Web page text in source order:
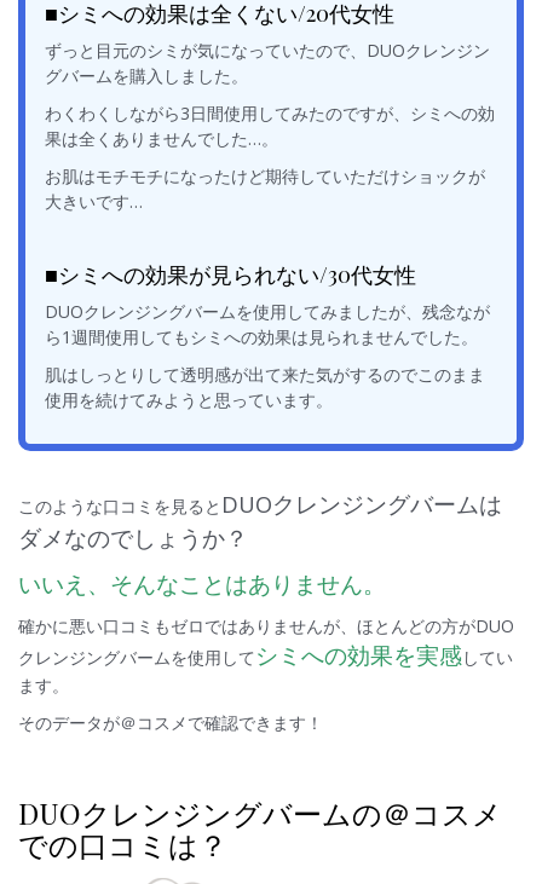
■シミへの効果は全くない/20代女性
ずっと目元のシミが気になっていたので、DUOクレンジン
グバームを購入しました。
わくわくしながら3日間使用してみたのですが、シミへの効
果は全くありませんでした…。
お肌はモチモチになったけど期待していただけショックが
大きいです…
■シミへの効果が見られない/30代女性
DUOクレンジングバームを使用してみましたが、残念なが
ら1週間使用してもシミへの効果は見られませんでした。
肌はしっとりして透明感が出て来た気がするのでこのまま
使用を続けてみようと思っています。
このような口コミを見ると DUOクレンジングバームは
ダメなのでしょうか？
いいえ、そんなことはありません。
確かに悪い口コミもゼロではありませんが、ほとんどの方がDUO
クレンジングバームを使用して シミへの効果を実感してい
ます。
そのデータが＠コスメで確認できます！
DUOクレンジングバームの＠コスメ
での口コミは？